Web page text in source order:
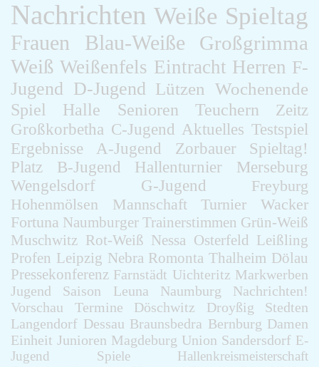
F-Jugend
Leichtathletik
Gymnastikgruppe
Läufergruppe
Verein
Aktuelles
Spielstätte
Stadionordnung
Kontakt
Vereinsgeschichte
Dokumente
Rechtliches
Datenschutz
Impressum
Nachrichten Weiße Spieltag
Frauen Blau-Weiße
Großgrimma
Weiß Weißenfels Eintracht Herren F-
Jugend D-Jugend Lützen Wochenende
Spiel
Halle Senioren Teuchern
Zeitz
Großkorbetha C-Jugend Aktuelles Testspiel
Ergebnisse
A-Jugend Zorbauer
Spieltag!
Platz
B-Jugend Hallenturnier
Merseburg
Wengelsdorf
G-Jugend
Freyburg
Hohenmölsen
Mannschaft Turnier
Wacker
Fortuna Naumburger Trainerstimmen Grün-Weiß
Muschwitz Rot-Weiß Nessa Osterfeld Leißling
Profen Leipzig Nebra Romonta Thalheim Dölau
Pressekonferenz Farnstädt Uichteritz Markwerben
Jugend
Saison Leuna Naumburg
Nachrichten!
Vorschau
Termine Döschwitz Droyßig
Stedten
Langendorf Dessau Braunsbedra Bernburg Damen
Einheit Junioren Magdeburg Union Sandersdorf E-
Jugend
Spiele
Hallenkreismeisterschaft